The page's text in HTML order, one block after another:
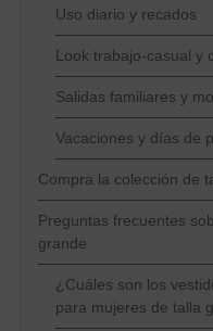
Uso diario y recados
Look trabajo-casual y
Salidas familiares y
Vacaciones y días de
Compra la colección de
Preguntas frecuentes
grande
¿Cuáles son los
para mujeres de talla